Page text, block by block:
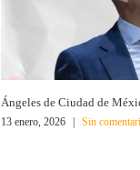
Ángeles de Ciudad de
13 enero, 2026 Sin